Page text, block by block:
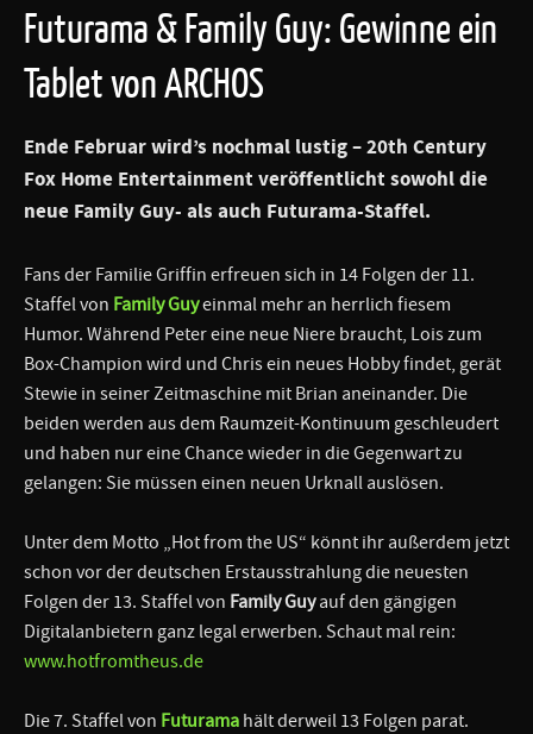
Futurama & Family Guy: Gewinne ein
Tablet von ARCHOS
Ende Februar wird’s nochmal lustig – 20th Century
Fox Home Entertainment veröffentlicht sowohl die
neue Family Guy- als auch Futurama-Staffel.
Fans der Familie Griffin erfreuen sich in 14 Folgen der 11.
Staffel von Family Guyeinmal mehr an herrlich fiesem
Humor. Während Peter eine neue Niere braucht, Lois zum
Box-Champion wird und Chris ein neues Hobby findet, gerät
Stewie in seiner Zeitmaschine mit Brian aneinander. Die
beiden werden aus dem Raumzeit-Kontinuum geschleudert
und haben nur eine Chance wieder in die Gegenwart zu
gelangen: Sie müssen einen neuen Urknall auslösen.
Unter dem Motto „Hot from the US“ könnt ihr außerdem jetzt
schon vor der deutschen Erstausstrahlung die neuesten
Folgen der 13. Staffel von Family Guyauf den gängigen
Digitalanbietern ganz legal erwerben. Schaut mal rein:
www.hotfromtheus.de
Die 7. Staffel von Futurama hält derweil 13 Folgen parat.